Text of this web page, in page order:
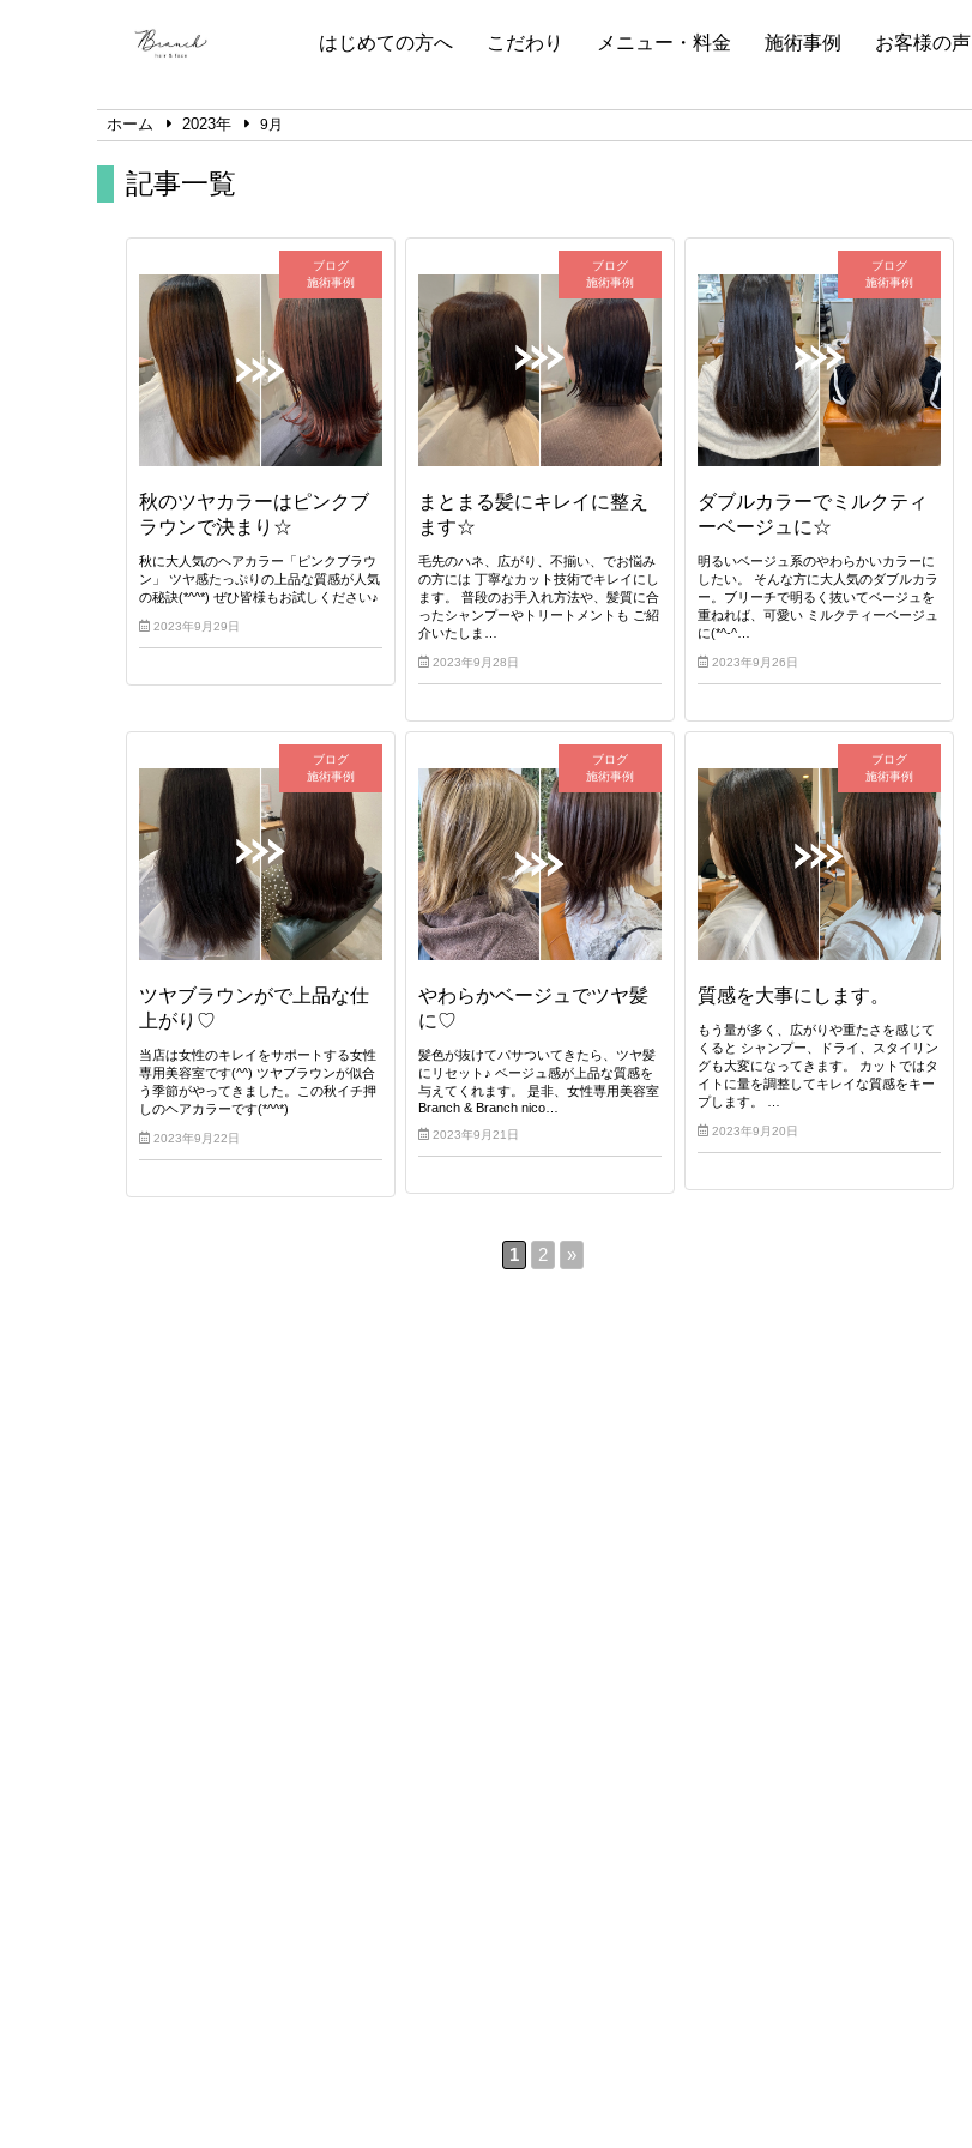
はじめての方へ こだわり メニュー・料金 施術事例 お客様の声
ホーム 2023年 9月
記事一覧
ブログ
施術事例
秋のツヤカラーはピンクブ
ラウンで決まり☆
秋に大人気のヘアカラー「ピンクブラウ
ン」 ツヤ感たっぷりの上品な質感が人気
の秘訣(*^^*) ぜひ皆様もお試しください♪
2023年9月29日
ブログ
施術事例
まとまる髪にキレイに整え
ます☆
毛先のハネ、広がり、不揃い、でお悩み
の方には 丁寧なカット技術でキレイにし
ます。 普段のお手入れ方法や、髪質に合
ったシャンプーやトリートメントも ご紹
介いたしま…
2023年9月28日
ブログ
施術事例
ダブルカラーでミルクティ
ーベージュに☆
明るいベージュ系のやわらかいカラーに
したい。 そんな方に大人気のダブルカラ
ー。ブリーチで明るく抜いてベージュを
重ねれば、可愛い ミルクティーベージュ
に(*^-^…
2023年9月26日
ブログ
施術事例
ツヤブラウンがで上品な仕
上がり♡
当店は女性のキレイをサポートする女性
専用美容室です(^^) ツヤブラウンが似合
う季節がやってきました。この秋イチ押
しのヘアカラーです(*^^*)
2023年9月22日
ブログ
施術事例
やわらかベージュでツヤ髪
に♡
髪色が抜けてパサついてきたら、ツヤ髪
にリセット♪ ベージュ感が上品な質感を
与えてくれます。 是非、女性専用美容室
Branch & Branch nico…
2023年9月21日
ブログ
施術事例
質感を大事にします。
もう量が多く、広がりや重たさを感じて
くると シャンプー、ドライ、スタイリン
グも大変になってきます。 カットではタ
イトに量を調整してキレイな質感をキー
プします。 …
2023年9月20日
1 2 »